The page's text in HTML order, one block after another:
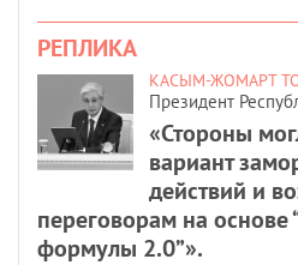
РЕПЛИКА
КАСЫМ-ЖОМАРТ
Президент
«Стороны
вариант
действий и
переговорам на основе
формулы 2.0”».